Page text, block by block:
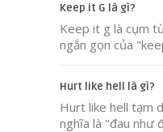
Keep it G là gì?
Keep it g là cụm
ngắn gọn của
Hurt like hell là gì?
Hurt like hell tạm
nghĩa là "đau như